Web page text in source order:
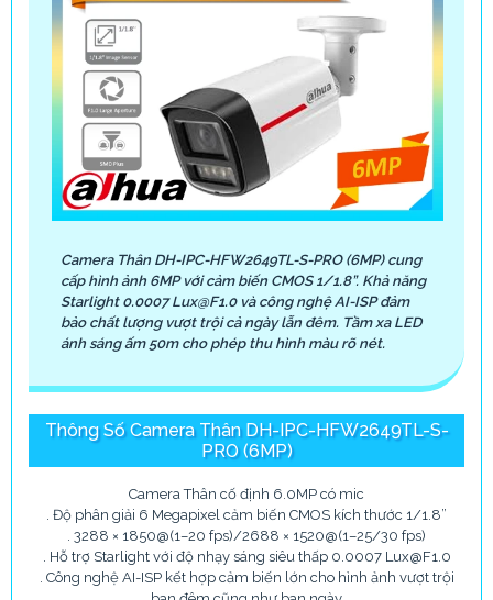
Camera Thân DH-IPC-HFW2649TL-S-PRO (6MP) cung
cấp hình ảnh 6MP với cảm biến CMOS 1/1.8”. Khả năng
Starlight 0.0007 Lux@F1.0 và công nghệ AI-ISP đảm
bảo chất lượng vượt trội cả ngày lẫn đêm. Tầm xa LED
ánh sáng ấm 50m cho phép thu hình màu rõ nét.
Thông Số Camera Thân DH-IPC-HFW2649TL-S-
PRO (6MP)
Camera Thân cố định 6.0MP có mic
. Độ phân giải 6 Megapixel cảm biến CMOS kích thước 1/1.8”
. 3288 × 1850@(1–20 fps)/2688 × 1520@(1–25/30 fps)
. Hỗ trợ Starlight với độ nhạy sáng siêu thấp 0.0007 Lux@F1.0
. Công nghệ AI-ISP kết hợp cảm biến lớn cho hình ảnh vượt trội